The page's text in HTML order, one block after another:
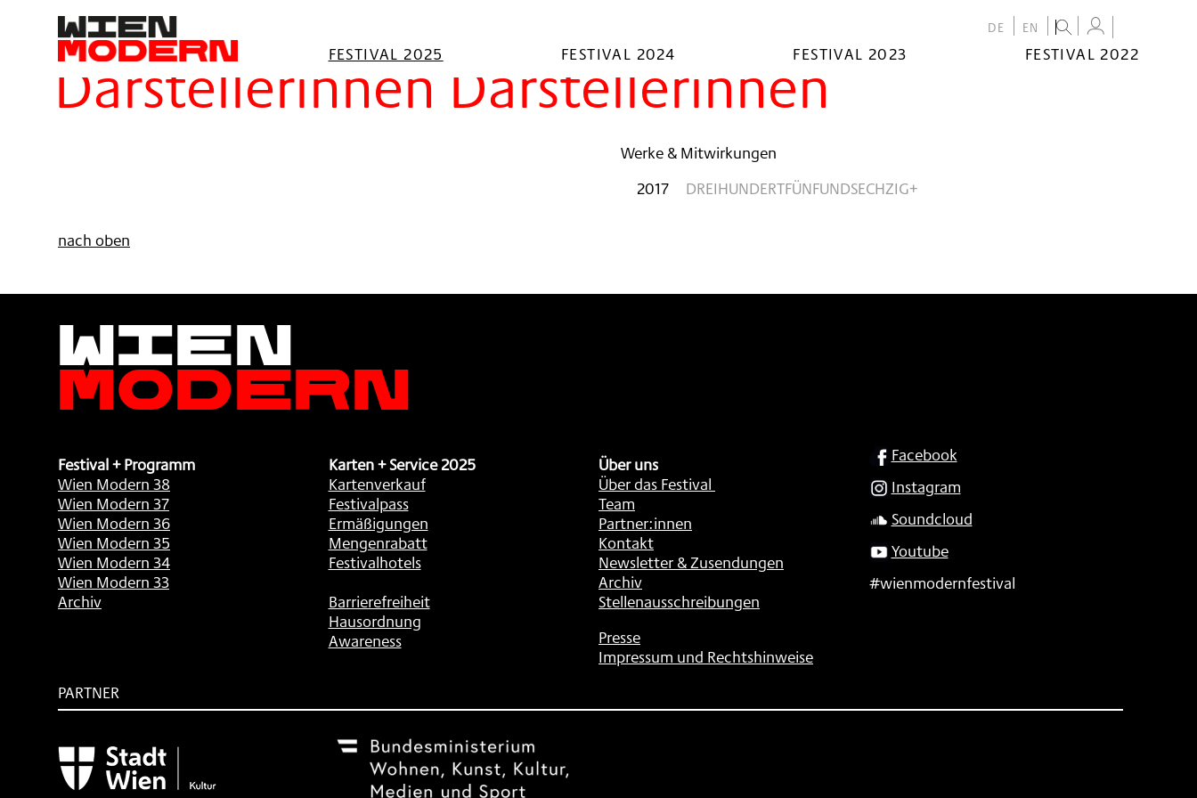
springen
DE EN
FESTIVAL 2025 FESTIVAL 2024 FESTIVAL 2023 FESTIVAL 2022
Filter
Darstellerinnen Darstellerinnen
Werke & Mitwirkungen
2017
DREIHUNDERTFÜNFUNDSECHZIG+
nach oben
Wien
Modern
Festival + Programm
Wien Modern 38
Wien Modern 37
Wien Modern 36
Wien Modern 35
Wien Modern 34
Wien Modern 33
Archiv
Karten + Service 2025
Kartenverkauf
Festivalpass
Ermäßigungen
Mengenrabatt
Festivalhotels
Barrierefreiheit
Hausordnung
Awareness
Über uns
Über das Festival
Team
Partner:innen
Kontakt
Newsletter & Zusendungen
Archiv
Stellenausschreibungen
Presse
Impressum und Rechtshinweise
SOCIAL
Facebook
Instagram
Soundcloud
Youtube
#wienmodernfestival
PARTNER